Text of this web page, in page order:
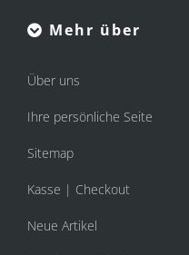
Mehr über
Über uns
Ihre persönliche Seite
Sitemap
Kasse | Checkout
Neue Artikel